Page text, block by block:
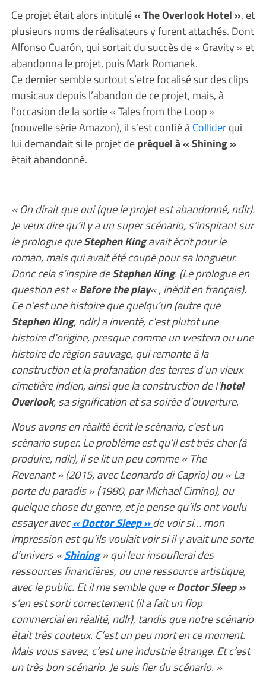
Ce projet était alors intitulé« The Overlook Hotel », et
plusieurs noms de réalisateurs y furent attachés. Dont
Alfonso Cuarón, qui sortait du succès de « Gravity » et
abandonna le projet, puis Mark Romanek.
Ce dernier semble surtout s’etre focalisé sur des clips
musicaux depuis l’abandon de ce projet, mais, à
l’occasion de la sortie « Tales from the Loop »
(nouvelle série Amazon), il s’est confié àColliderqui
lui demandait si le projet depréquel à « Shining »
était abandonné.
« On dirait que oui (que le projet est abandonné, ndlr).
Je veux dire qu’il y a un super scénario, s’inspirant sur
le prologue queStephen Kingavait écrit pour le
roman, mais qui avait été coupé pour sa longueur.
Donc cela s’inspire deStephen King. (Le prologue en
question est «Before the play« , inédit en français).
Ce n’est une histoire que quelqu’un (autre que
Stephen King, ndlr) a inventé, c’est plutot une
histoire d’origine, presque comme un western ou une
histoire de région sauvage, qui remonte à la
construction et la profanation des terres d’un vieux
cimetière indien, ainsi que la construction de l’hotel
Overlook, sa signification et sa soirée d’ouverture.
Nous avons en réalité écrit le scénario, c’est un
scénario super. Le problème est qu’il est très cher (à
produire, ndlr), il se lit un peu comme « The
Revenant » (2015, avec Leonardo di Caprio) ou « La
porte du paradis » (1980, par Michael Cimino), ou
quelque chose du genre, et je pense qu’ils ont voulu
essayer avec« Doctor Sleep »de voir si… mon
impression est qu’ils voulait voir si il y avait une sorte
d’univers «Shining» qui leur insouflerai des
ressources financières, ou une ressource artistique,
avec le public. Et il me semble que« Doctor Sleep »
s’en est sorti correctement (il a fait un flop
commercial en réalité, ndlr), tandis que notre scénario
était très couteux. C’est un peu mort en ce moment.
Mais vous savez, c’est une industrie étrange. Et c’est
un très bon scénario. Je suis fier du scénario. »